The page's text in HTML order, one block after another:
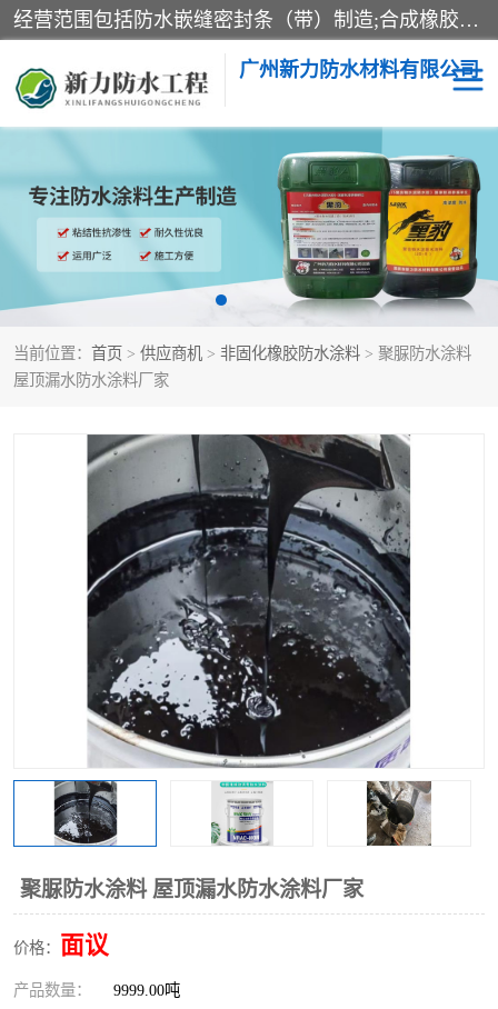
经营范围包括防水嵌缝密封条（带）制造;合成橡胶制造（监控化学品、危险化学品除外）;沥青混合物制造;防水胶粘带制造;其他合成材料制造（监控化学品、危险化学品除外）;涂料制造（监控化学品、危险化学品除外）;建筑结构防水补漏;防水建筑材料制造;粘合剂制造（监控化学品、危险化学品除外）;涂料零售;广州新力防水材料有限公司具有1处分支机构。
广州新力防水材料有限公司
当前位置： 首页 > 供应商机 > 非固化橡胶防水涂料 > 聚脲防水涂料
屋顶漏水防水涂料厂家
聚脲防水涂料 屋顶漏水防水涂料厂家
价格： 面议
产品数量： 9999.00吨
黑豹防水胶 建筑108胶水
乳化沥青防水涂料 自粘卷材
非固化橡胶防水涂料